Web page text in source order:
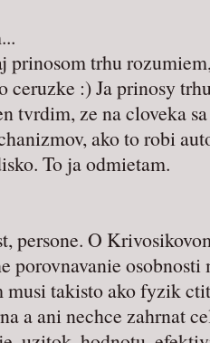
prinosom trhu
ceruzke :) Ja prinosy
tvrdim, ze na cloveka
ako to robi
To ja odmietam.
persone. O
porovnavanie
musi takisto ako fyzik
a ani nechce zahrnat